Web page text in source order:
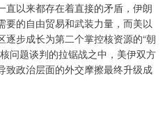
以来都存在着直接的矛盾，伊朗
要的自由贸易和武装力量，而美以
步成长为第二个掌控核资源的“朝
问题谈判的拉锯战之中，美伊双方
致政治层面的外交摩擦最终升级成